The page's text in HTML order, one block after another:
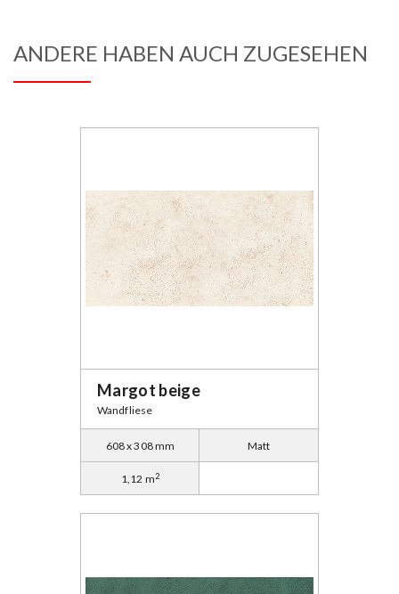
ANDERE HABEN AUCH ZUGESEHEN
Margot beige
Wandfliese
608 x 308 mm Matt
1,12 m2